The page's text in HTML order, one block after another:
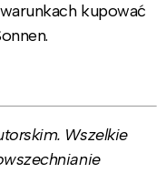
kupować
Wszelkie